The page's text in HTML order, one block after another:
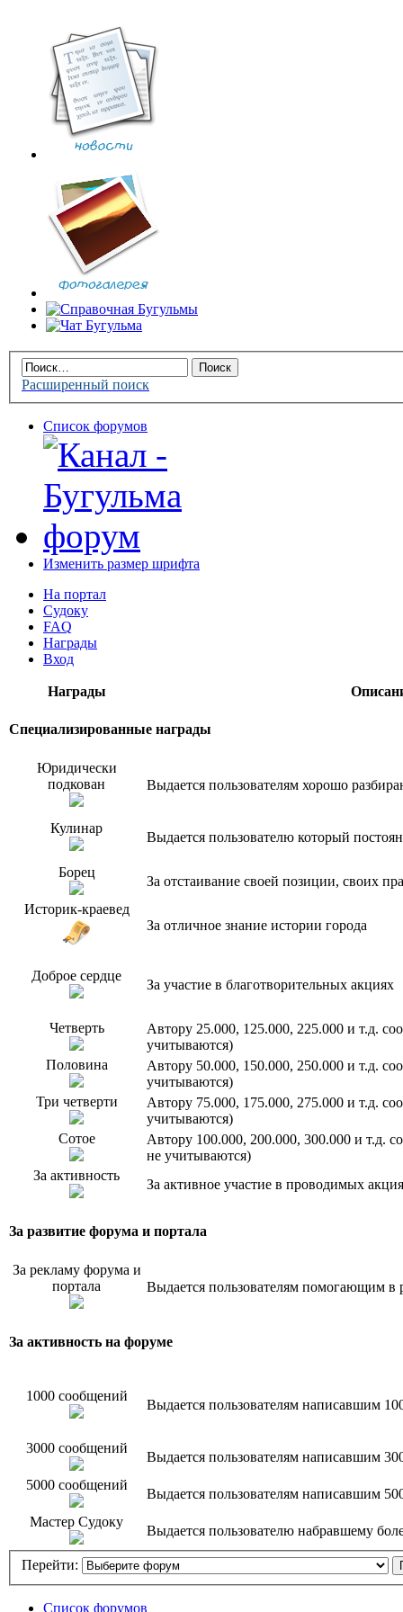
Расширенный поиск
Список форумов
Изменить размер шрифта
На портал
Судоку
FAQ
Награды
Вход
Награды
Специализированные награды
Юридически
подкован
Выдается пользователям хорошо
Кулинар
Выдается пользователю который
Борец
За отстаивание своей позиции, своих
Историк-краевед
За отличное знание истории города
Доброе сердце
За участие в благотворительных акциях
Четверть
Автору 25.000, 125.000, 225.000 и т.д.
учитываются)
Половина
Автору 50.000, 150.000, 250.000 и т.д.
учитываются)
Три четверти
Автору 75.000, 175.000, 275.000 и т.д.
учитываются)
Сотое
Автору 100.000, 200.000, 300.000 и т.д.
не учитываются)
За активность
За активное участие в проводимых
За развитие форума и портала
За рекламу форума и
портала
Выдается пользователям помогающим в
За активность на форуме
1000 сообщений
Выдается пользователям написавшим
3000 сообщений
Выдается пользователям написавшим
5000 сообщений
Выдается пользователям написавшим
Мастер Судоку
Выдается пользователю набравшему
Перейти:
Список форумов